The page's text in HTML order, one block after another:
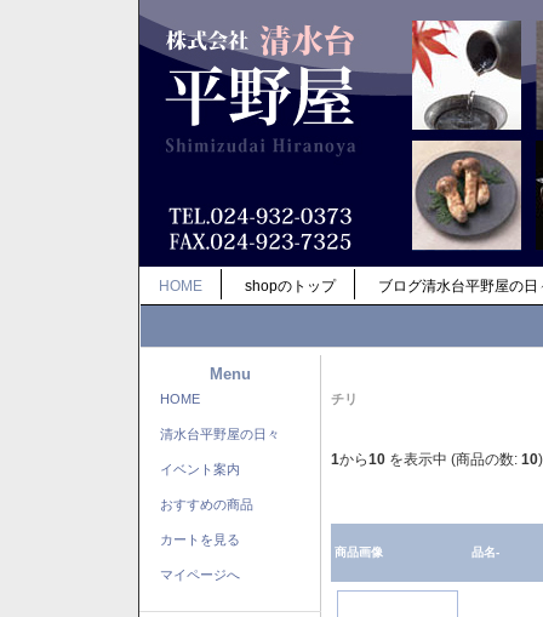
HOME shopのトップ ブログ清水台平野屋の日
Menu
HOME
清水台平野屋の日々
イベント案内
おすすめの商品
カートを見る
マイページへ
チリ
1から10 を表示中 (商品の数: 10)
商品画像 品名-